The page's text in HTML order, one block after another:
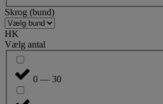
Skrog (bund)
HK
Vælg antal
0 — 30